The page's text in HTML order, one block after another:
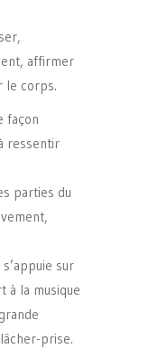
affirmer
le corps.
façon
ressentir
parties du
sur
à la musique
prise.